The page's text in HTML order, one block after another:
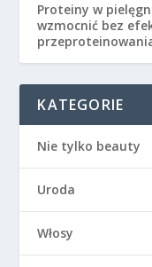
Proteiny w
wzmocnić bez
KATEGORIE
Nie tylko beauty
Uroda
Włosy